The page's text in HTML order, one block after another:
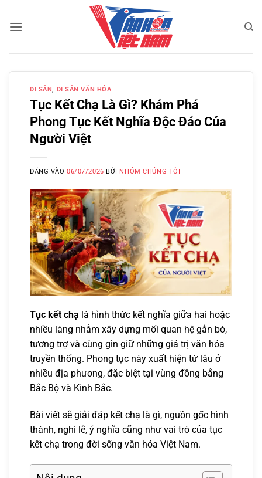
qua
dung
DI SẢN, DI SẢN VĂN HÓA
Tục Kết Chạ Là Gì? Khám Phá
Phong Tục Kết Nghĩa Độc Đáo Của
Người Việt
ĐĂNG VÀO06/07/2026 BỞI NHÓM CHÚNG TÔI
Tục kết chạ là hình thức kết nghĩa giữa hai hoặc
nhiều làng nhằm xây dựng mối quan hệ gắn bó,
tương trợ và cùng gìn giữ những giá trị văn hóa
truyền thống. Phong tục này xuất hiện từ lâu ở
nhiều địa phương, đặc biệt tại vùng đồng bằng
Bắc Bộ và Kinh Bắc.
Bài viết sẽ giải đáp kết chạ là gì, nguồn gốc hình
thành, nghi lễ, ý nghĩa cũng như vai trò của tục
kết chạ trong đời sống văn hóa Việt Nam.